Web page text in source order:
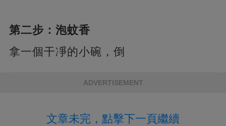
第二步：泡蚊香
拿一個干凈的小碗，倒
ADVERTISEMENT
文章未完，點擊下一頁繼續